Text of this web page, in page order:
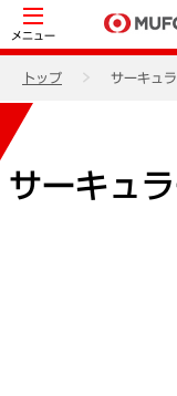
メニュー
トップ サーキュ
サーキュ